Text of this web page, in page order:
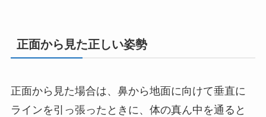
正面から見た正しい姿勢
正面から見た場合は、鼻から地面に向けて垂直に
ラインを引っ張ったときに、体の真ん中を通ると